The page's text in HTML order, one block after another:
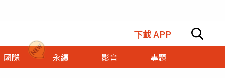
下載 APP
國際 永續 影音 專題